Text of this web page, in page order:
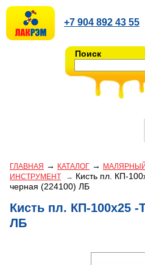
Поиск
+7 904 892 43 55
ГЛАВНАЯ → КАТАЛОГ →
МАЛЯРНЫЙ
ИНСТРУМЕНТ
→ Кисть пл. КП-
черная (224100) ЛБ
Кисть пл. КП-100х25 -
ЛБ